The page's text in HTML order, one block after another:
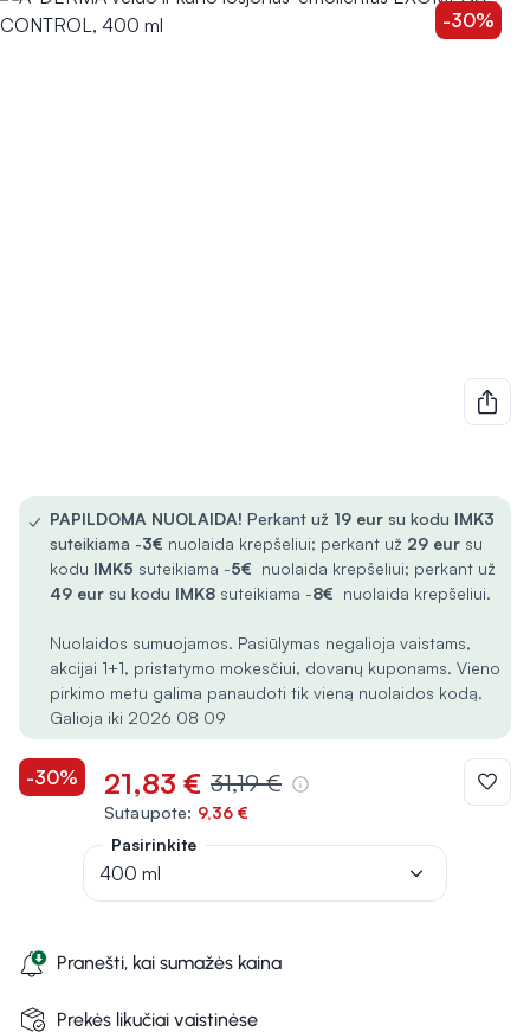
-30%
✓ PAPILDOMA NUOLAIDA! Perkant už 19 eur su kodu IMK3
suteikiama -3€ nuolaida krepšeliui; perkant už 29 eur su
kodu IMK5 suteikiama -5€ nuolaida krepšeliui; perkant už
49 eur su kodu IMK8 suteikiama -8€ nuolaida krepšeliui.
Nuolaidos sumuojamos. Pasiūlymas negalioja vaistams,
akcijai 1+1, pristatymo mokesčiui, dovanų kuponams. Vieno
pirkimo metu galima panaudoti tik vieną nuolaidos kodą.
Galioja iki 2026 08 09
-30% 21,83 € 31,19 €
Sutaupote: 9,36 €
Pranešti, kai sumažės kaina
Prekės likučiai vaistinėse
Pasirinkite
400 ml